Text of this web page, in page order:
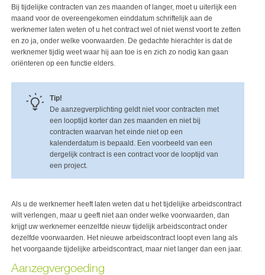
Bij tijdelijke contracten van zes maanden of langer, moet u uiterlijk een
maand voor de overeengekomen einddatum schriftelijk aan de
werknemer laten weten of u het contract wel of niet wenst voort te zetten
en zo ja, onder welke voorwaarden. De gedachte hierachter is dat de
werknemer tijdig weet waar hij aan toe is en zich zo nodig kan gaan
oriënteren op een functie elders.
Tip!
De aanzegverplichting geldt niet voor contracten met
een looptijd korter dan zes maanden en niet bij
contracten waarvan het einde niet op een
kalenderdatum is bepaald. Een voorbeeld van een
dergelijk contract is een contract voor de looptijd van
een project.
Als u de werknemer heeft laten weten dat u het tijdelijke arbeidscontract
wilt verlengen, maar u geeft niet aan onder welke voorwaarden, dan
krijgt uw werknemer eenzelfde nieuw tijdelijk arbeidscontract onder
dezelfde voorwaarden. Het nieuwe arbeidscontract loopt even lang als
het voorgaande tijdelijke arbeidscontract, maar niet langer dan een jaar.
Aanzegvergoeding